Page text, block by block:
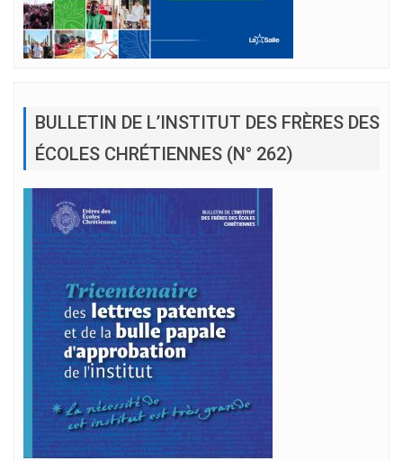
BULLETIN DE L’INSTITUT DES FRÈRES DES
ÉCOLES CHRÉTIENNES (N° 262)